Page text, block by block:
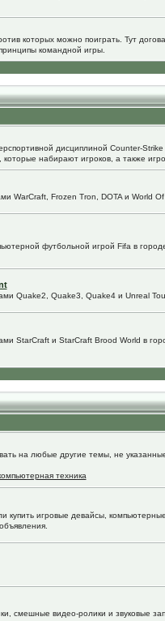
которых можно поиграть. Тут
командной игры.
дисциплиной Counter-Strike
набирают игроков, а также
WarCraft, Frozen Tron, DOTA и World
футбольной игрой Fifa в
Quake2, Quake3, Quake4 и Unreal
StarCraft и StarCraft Brood World в
на любые другие темы, не
техника
купить игровые девайсы,
смешные видео-ролики и звуковые